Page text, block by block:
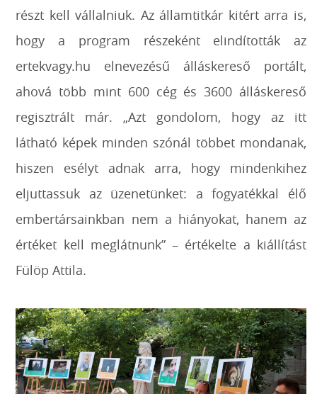
részt kell vállalniuk. Az államtitkár kitért arra is,
hogy a program részeként elindították az
ertekvagy.hu elnevezésű álláskereső portált,
ahová több mint 600 cég és 3600 álláskereső
regisztrált már. „Azt gondolom, hogy az itt
látható képek minden szónál többet mondanak,
hiszen esélyt adnak arra, hogy mindenkihez
eljuttassuk az üzenetünket: a fogyatékkal élő
embertársainkban nem a hiányokat, hanem az
értéket kell meglátnunk” – értékelte a kiállítást
Fülöp Attila.